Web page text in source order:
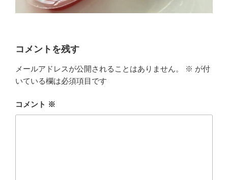
コメントを残す
メールアドレスが公開されることはありません。 ※ が付
いている欄は必須項目です
コメント ※